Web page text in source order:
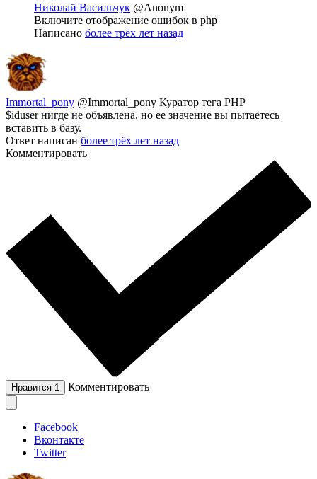
Николай Васильчук @Anonym
Включите отображение ошибок в php
Написано более трёх лет назад
Immortal_pony @Immortal_pony Куратор тега PHP
$iduser нигде не объявлена, но ее значение вы пытаетесь
вставить в базу.
Ответ написан более трёх лет назад
Комментировать
Нравится 1 Комментировать
Facebook
Вконтакте
Twitter